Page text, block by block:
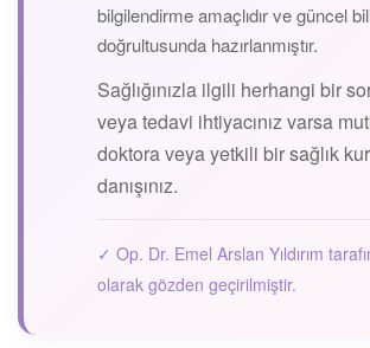
bilgilendirme amaçlıdır ve güncel
doğrultusunda hazırlanmıştır.
Sağlığınızla ilgili herhangi bir
veya tedavi ihtiyacınız varsa
doktora veya yetkili bir sağlık
danışınız.
✓ Op. Dr. Emel Arslan Yıldırım
olarak gözden geçirilmiştir.